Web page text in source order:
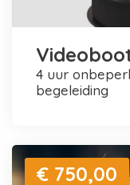
4 uur onbeperkt video's maken + personele
begeleiding
€ 750,00